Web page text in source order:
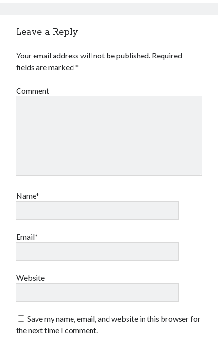
Leave a Reply
Your email address will not be published. Required
fields are marked*
Comment
Name*
Email*
Website
Save my name, email, and website in this browser for
the next time I comment.